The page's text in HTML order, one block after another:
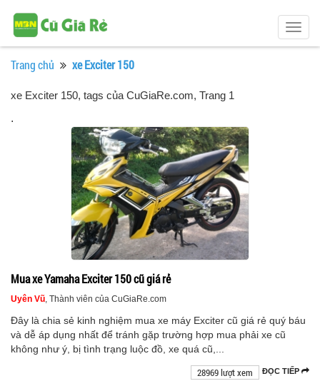
Trang chủ xe Exciter 150
xe Exciter 150, tags của CuGiaRe.com, Trang 1
.
Mua xe Yamaha Exciter 150 cũ giá rẻ
Uyên Vũ, Thành viên của CuGiaRe.com
Đây là chia sẻ kinh nghiệm mua xe máy Exciter cũ giá rẻ quý báu
và dễ áp dụng nhất để tránh gặp trường hợp mua phải xe cũ
không như ý, bị tình trạng luộc đồ, xe quá cũ,...
ĐỌC TIẾP
28969 lượt xem